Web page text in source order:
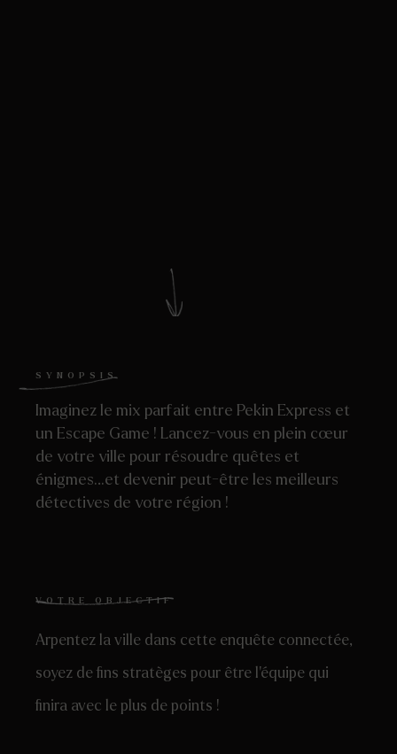
SYNOPSIS
Imaginez le mix parfait entre Pekin Express et
un Escape Game ! Lancez-vous en plein cœur
de votre ville pour résoudre quêtes et
énigmes…et devenir peut-être les meilleurs
détectives de votre région !
VOTRE OBJECTIF
Arpentez la ville dans cette enquête connectée,
soyez de fins stratèges pour être l’équipe qui
finira avec le plus de points !